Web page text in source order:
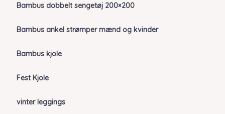
Bambus dobbelt sengetøj 200×200
Bambus ankel strømper mænd og kvinder
Bambus kjole
Fest Kjole
vinter leggings